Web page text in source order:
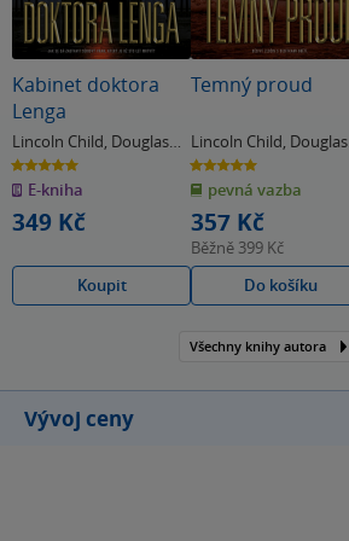
Kabinet doktora
Lenga
Lincoln Child Douglas
Preston
5.0
z
5
hvězdiček
E-kniha
349 Kč
Koupit
Temný proud
Lincoln Child Douglas
Preston
5.0
z
5
hvězdiček
pevná vazba
357 Kč
Běžně 399 Kč
Do košíku
Všechny knihy autora
Vývoj ceny